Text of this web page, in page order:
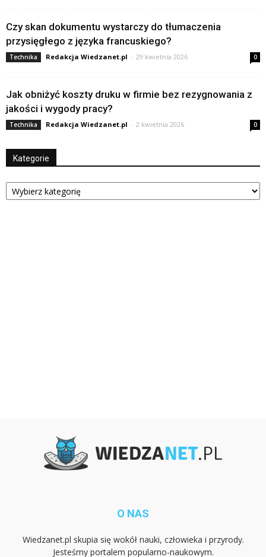
Czy skan dokumentu wystarczy do tłumaczenia
przysięgłego z języka francuskiego?
Technika Redakcja Wiedzanet.pl - 29 kwietnia 2026 0
Jak obniżyć koszty druku w firmie bez rezygnowania z
jakości i wygody pracy?
Technika Redakcja Wiedzanet.pl - 2 kwietnia 2026 0
Kategorie
Kategorie
O NAS
Wiedzanet.pl skupia się wokół nauki, człowieka i przyrody.
Jesteśmy portalem popularno-naukowym.